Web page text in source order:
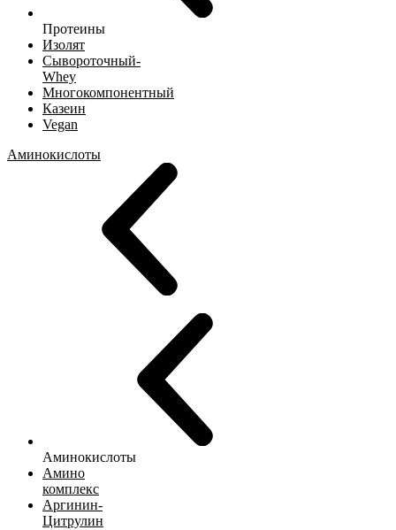
Протеины
Изолят
Сывороточный-
Whey
Многокомпонентный
Казеин
Vegan
Аминокислоты
Аминокислоты
Амино
комплекс
Аргинин-
Цитрулин